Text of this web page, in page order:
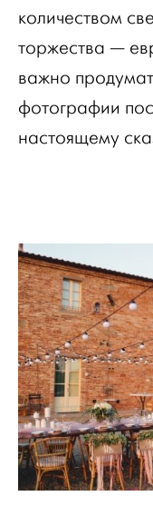
количеством
торжества —
важно
фотографии
настоящему